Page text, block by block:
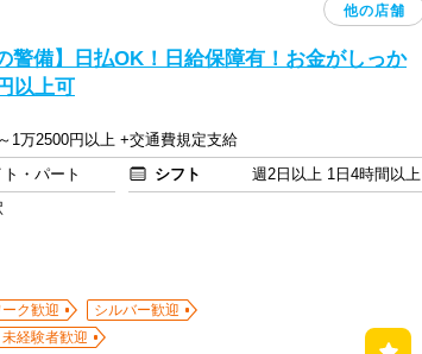
他の店舗
警備】日払OK！日給保障有！お金がしっか
以上可
1万2500円以上 +交通費規定支給
・パート シフト
週2日以上 1日4時間以上
ク歓迎
シルバー歓迎
未経験者歓迎